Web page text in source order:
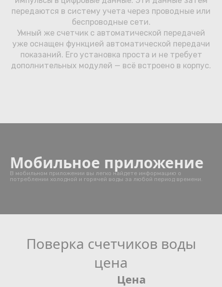
передаются в систему учета через проводные или
беспроводные сети.
Умный же счетчик с автоматической передачей
уже оснащен функцией автоматической передачи
показаний. Его установка проста и не требует
дополнительных модулей — всё встроено в корпус.
Мобильное приложение
В мобильном приложении вы легко найдете информацию о
потреблении холодной и горячей воды за любой период времени.
Поверка счетчиков воды
цена
Цена